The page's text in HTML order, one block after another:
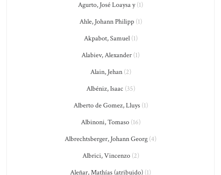
Agurto, José Loaysa y(1)
Ahle, Johann Philipp(1)
Akpabot, Samuel(1)
Alabiev, Alexander (1)
Alain, Jehan(2)
Albéniz, Isaac (35)
Alberto de Gomez, Lluys(1)
Albinoni, Tomaso(16)
Albrechtsberger, Johann Georg (4)
Albrici, Vincenzo(2)
Aleñar, Mathías (atribuido) (1)